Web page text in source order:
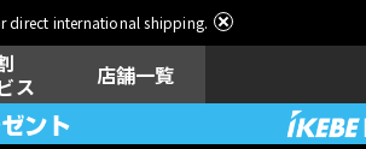
direct international shipping.
ス
店舗一覧